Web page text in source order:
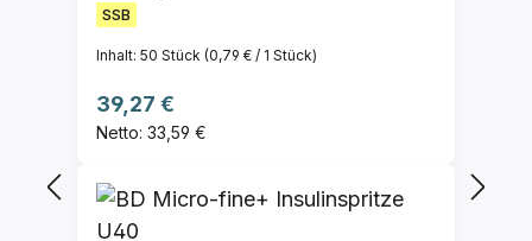
SSB
Inhalt: 50 Stück (0,79 € / 1 Stück)
Regulärer Preis:
39,27 €
Netto: 33,59 €